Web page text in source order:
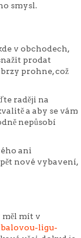
smysl.
v obchodech,
prodat
prohne, což
raději na
a aby se vám
nepůsobí
ani
nové vybavení,
měl mít v
ligu-